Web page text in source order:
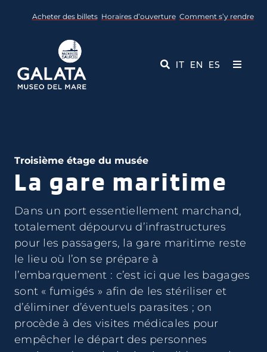
Acheter des billets Horaires d’ouverture Comment s’y rendre
IT EN ES
Toggle
Services éducatifs
Médias
Contact
Troisième étage du musée
La gare maritime
Dans un port essentiellement marchand,
totalement dépourvu d’infrastructures
pour les passagers, la gare maritime reste
le lieu où l’on se prépare à
l’embarquement : c’est ici que les bagages
sont « fumigés » afin de les stériliser et
d’éliminer d’éventuels parasites ; on
procède à des visites médicales pour
empêcher le départ des personnes